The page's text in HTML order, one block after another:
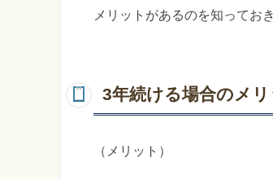
メリットがあるのを知ってお
3年続ける場合のメ
（メリット）